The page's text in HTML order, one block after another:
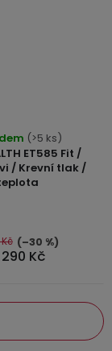
ET585 Fit /
/ Krevní tlak /
hodnocení
produktu
je
5
hvězdiček.
(>5 ks)
Kč
(–30 %)